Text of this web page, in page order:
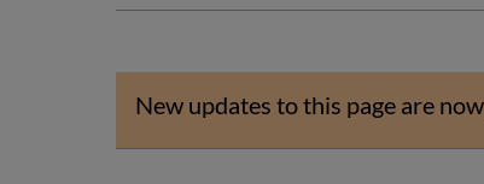
New updates to this page are